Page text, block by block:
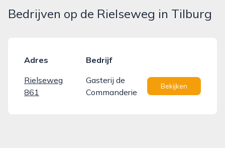
Bedrijven op de Rielseweg in Tilburg
Adres
Bedrijf
Rielseweg
861
Gasterij de
Commanderie
Bekijken